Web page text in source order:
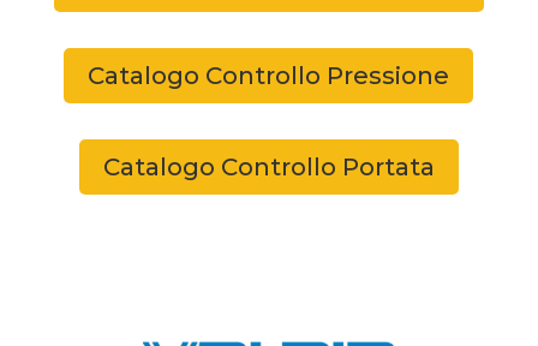
Catalogo Controllo Pressione
Catalogo Controllo Portata